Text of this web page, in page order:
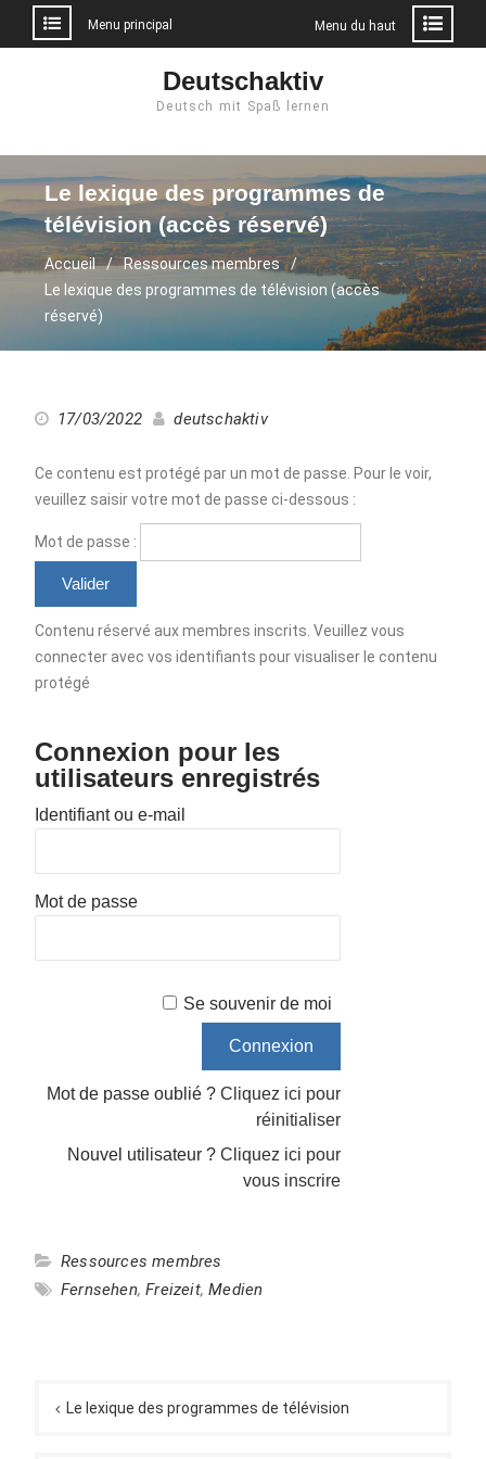
Menu principal Menu du haut
Deutschaktiv
Deutsch mit Spaß lernen
Le lexique des programmes de
télévision (accès réservé)
Accueil
Ressources membres
Le lexique des programmes de télévision (accès
réservé)
17/03/2022 deutschaktiv
Ce contenu est protégé par un mot de passe. Pour le voir,
veuillez saisir votre mot de passe ci-dessous :
Mot de passe :
Contenu réservé aux membres inscrits. Veuillez vous
connecter avec vos identifiants pour visualiser le contenu
protégé
Connexion pour les
utilisateurs enregistrés
Identifiant ou e-mail
Mot de passe
Se souvenir de moi
Mot de passe oublié ?Cliquez ici pour
réinitialiser
Nouvel utilisateur ?Cliquez ici pour
vous inscrire
Ressources membres
Fernsehen,Freizeit,Medien
de Le lexique des programmes de télévision